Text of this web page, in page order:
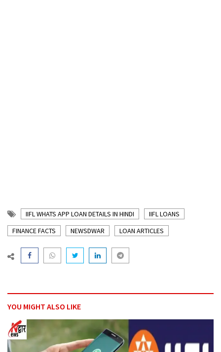
IIFL WHATS APP LOAN DETAILS IN HINDI
IIFL LOANS
FINANCE FACTS
NEWSDWAR LOAN ARTICLES
YOU MIGHT ALSO LIKE